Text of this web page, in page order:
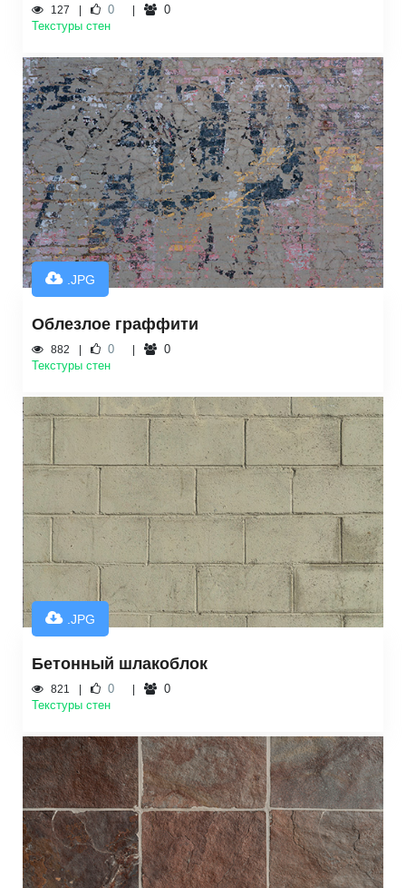
127 0
0
Текстуры стен
.JPG
Облезлое граффити
882 0
0
Текстуры стен
.JPG
Бетонный шлакоблок
821 0
0
Текстуры стен